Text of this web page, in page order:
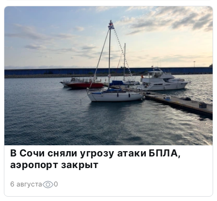
В Сочи сняли угрозу атаки БПЛА,
аэропорт закрыт
6 августа 0